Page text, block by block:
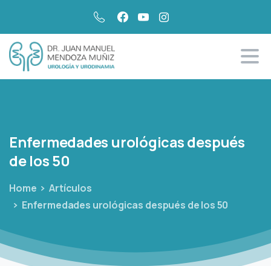
Enfermedades urológicasdespués
de los50
Home
Artículos
Enfermedades urológicas después de los 50